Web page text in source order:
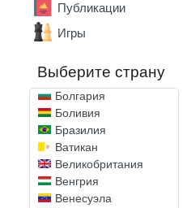
Публикации
Игры
Выберите страну
Аргентина
Армения
Бенин
Болгария
Боливия
Бразилия
Ватикан
Великобритания
Венгрия
Венесуэла